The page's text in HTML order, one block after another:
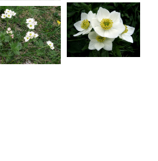
Anemone
narcissiflora
Anemone
narcissiflora